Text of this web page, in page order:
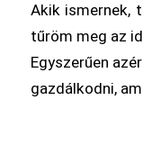
Akik ismernek,
tűröm meg az
Egyszerűen
gazdálkodni,